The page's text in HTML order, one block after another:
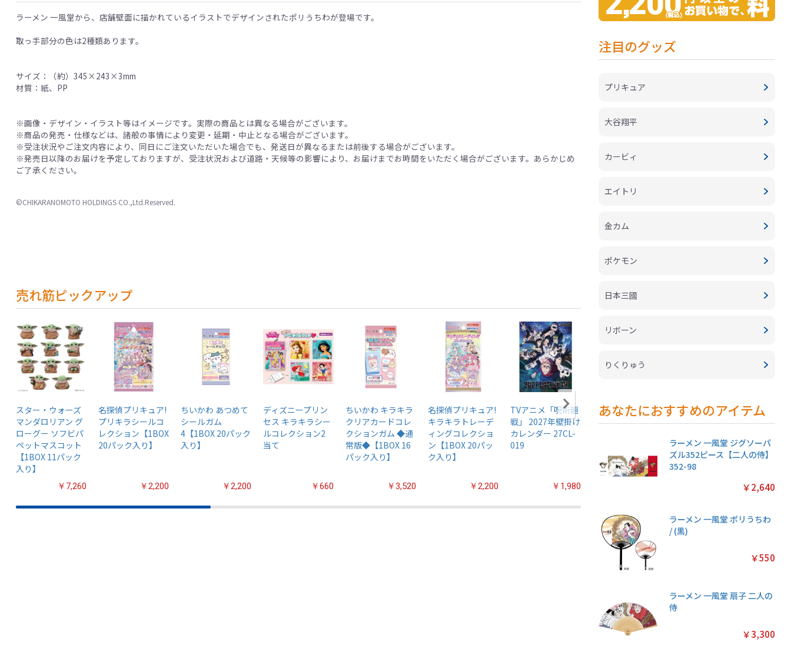
ラーメン 一風堂から、店舗壁面に描かれているイラストでデザインされたポリうちわが登場です。
取っ手部分の色は2種類あります。
サイズ：（約）345×243×3mm
材質：紙、PP
※画像・デザイン・イラスト等はイメージです。実際の商品とは異なる場合がございます。
※商品の発売・仕様などは、諸般の事情により変更・延期・中止となる場合がございます。
※受注状況やご注文内容により、同日にご注文いただいた場合でも、発送日が異なるまたは前後する場合がございます。
※発売日以降のお届けを予定しておりますが、受注状況および道路・天候等の影響により、お届けまでお時間をいただく場合がございます。あらかじめ
ご了承ください。
©CHIKARANOMOTO HOLDINGS CO.,Ltd.Reserved.
売れ筋ピックアップ
スター・ウォーズ
マンダロリアン グ
ローグー ソフビパ
ペットマスコット
【1BOX 11パック
入り】
￥7,260
名探偵プリキュア!
プリキラシールコ
レクション【1BOX
20パック入り】
￥2,200
ちいかわ あつめて
シールガム
4【1BOX 20パック
入り】
￥2,200
ディズニープリン
セス キラキラシー
ルコレクション2
当て
￥660
ちいかわ キラキラ
クリアカードコレ
クションガム ◆通
常版◆【1BOX 16
パック入り】
￥3,520
名探偵プリキュア!
キラキラトレーデ
ィングコレクショ
ン【1BOX 20パッ
ク入り】
￥2,200
TVアニメ「呪術廻
戦」 2027年壁掛け
カレンダー 27CL-
019
￥1,980
名探偵プリキュア!
キラキラトレーデ
【1BOX 20パック
入り】
ちいかわ マグネッ
トコレクションガ
ク入り】
￥3,080
鬼滅の
伝5 ガム
入り】
注目のグッズ
プリキュア
大谷翔平
カービィ
エイトリ
金カム
ポケモン
日本三國
リボーン
りくりゅう
あなたにおすすめのアイテム
ラーメン 一風堂 ジグソーパ
ズル352ピース【二人の侍】
352-98
￥2,640
ラーメン 一風堂 ポリうちわ
/ (黒)
￥550
ラーメン 一風堂 扇子 二人の
侍
￥3,300